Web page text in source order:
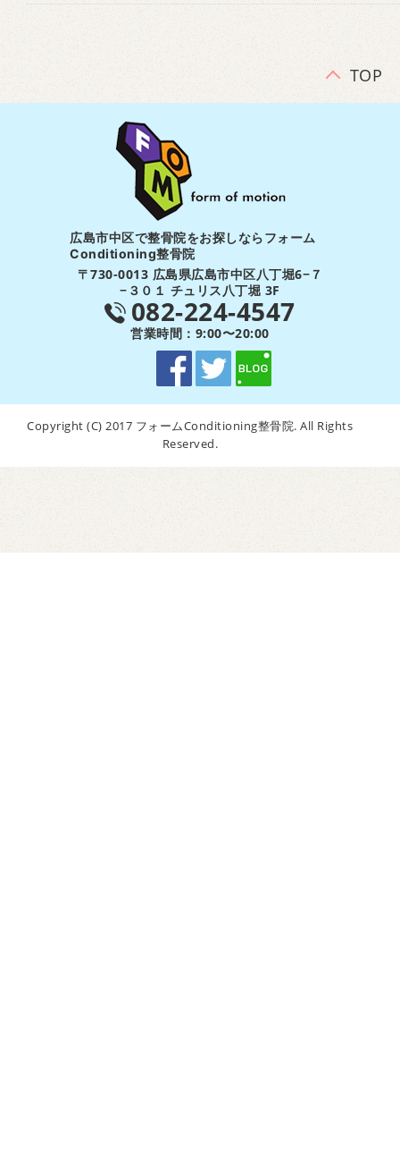
TOP
広島市中区で整骨院をお探しならフォーム
Conditioning整骨院
〒730-0013 広島県広島市中区八丁堀6−７
−３０１ チュリス八丁堀 3F
082-224-4547
営業時間：9:00〜20:00
Copyright (C) 2017 フォームConditioning整骨院. All Rights
Reserved.